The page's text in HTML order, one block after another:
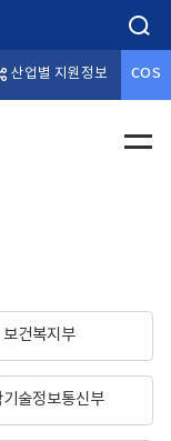
산업별 지원정보 COS
전체메
보건복지부
기술정보통신부